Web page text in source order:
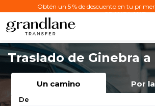
Obtén un 5 % de descuento en tu primer
código:GRANDLANE
Traslado de Ginebra
Un camino Por
De